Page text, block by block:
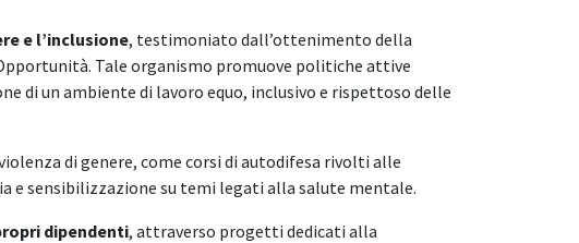
e l’inclusione, testimoniato dall’ottenimento della
Tale organismo promuove politiche attive
di un ambiente di lavoro equo, inclusivo e rispettoso delle
di genere, come corsi di autodifesa rivolti alle
e sensibilizzazione su temi legati alla salute mentale.
dipendenti, attraverso progetti dedicati alla